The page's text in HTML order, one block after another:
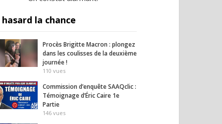
hasard la chance
Procès Brigitte Macron : plongez
dans les coulisses de la deuxième
journée !
110 vues
Commission d’enquête SAAQclic :
Témoignage d’Éric Caire 1e
Partie
146 vues